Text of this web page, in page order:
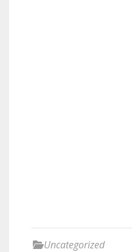
Uncategorized